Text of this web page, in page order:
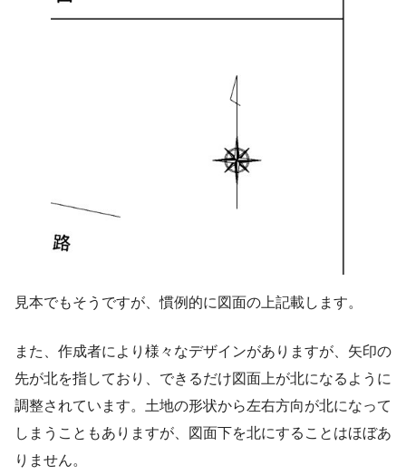
見本でもそうですが、慣例的に図面の上記載します。
また、作成者により様々なデザインがありますが、矢印の
先が北を指しており、できるだけ図面上が北になるように
調整されています。土地の形状から左右方向が北になって
しまうこともありますが、図面下を北にすることはほぼあ
りません。